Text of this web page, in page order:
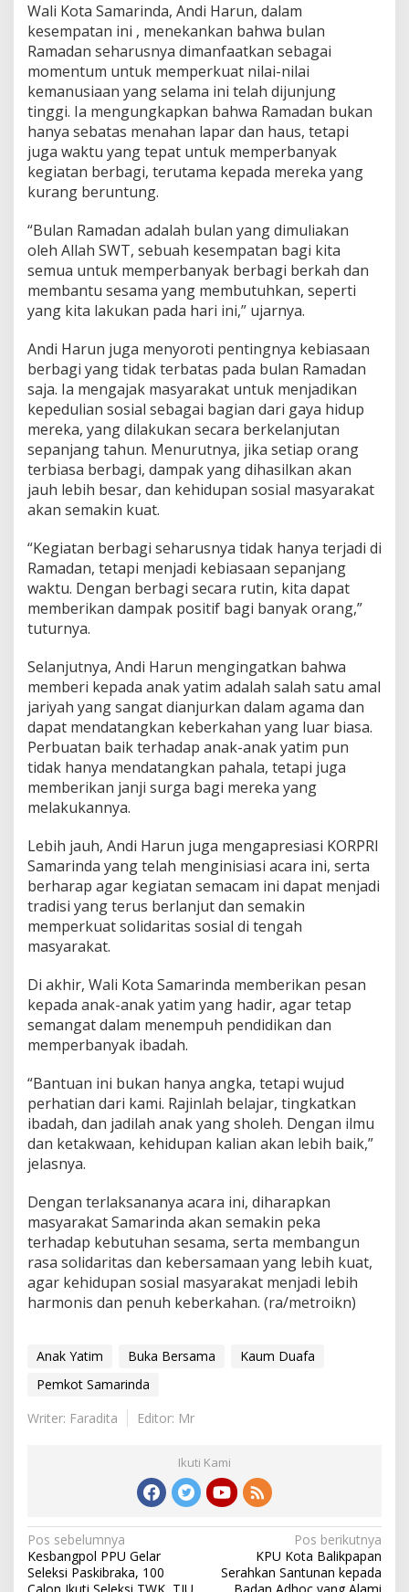
Wali Kota Samarinda, Andi Harun, dalam
kesempatan ini , menekankan bahwa bulan
Ramadan seharusnya dimanfaatkan sebagai
momentum untuk memperkuat nilai-nilai
kemanusiaan yang selama ini telah dijunjung
tinggi. Ia mengungkapkan bahwa Ramadan bukan
hanya sebatas menahan lapar dan haus, tetapi
juga waktu yang tepat untuk memperbanyak
kegiatan berbagi, terutama kepada mereka yang
kurang beruntung.
“Bulan Ramadan adalah bulan yang dimuliakan
oleh Allah SWT, sebuah kesempatan bagi kita
semua untuk memperbanyak berbagi berkah dan
membantu sesama yang membutuhkan, seperti
yang kita lakukan pada hari ini,” ujarnya.
Andi Harun juga menyoroti pentingnya kebiasaan
berbagi yang tidak terbatas pada bulan Ramadan
saja. Ia mengajak masyarakat untuk menjadikan
kepedulian sosial sebagai bagian dari gaya hidup
mereka, yang dilakukan secara berkelanjutan
sepanjang tahun. Menurutnya, jika setiap orang
terbiasa berbagi, dampak yang dihasilkan akan
jauh lebih besar, dan kehidupan sosial masyarakat
akan semakin kuat.
“Kegiatan berbagi seharusnya tidak hanya terjadi di
Ramadan, tetapi menjadi kebiasaan sepanjang
waktu. Dengan berbagi secara rutin, kita dapat
memberikan dampak positif bagi banyak orang,”
tuturnya.
Selanjutnya, Andi Harun mengingatkan bahwa
memberi kepada anak yatim adalah salah satu amal
jariyah yang sangat dianjurkan dalam agama dan
dapat mendatangkan keberkahan yang luar biasa.
Perbuatan baik terhadap anak-anak yatim pun
tidak hanya mendatangkan pahala, tetapi juga
memberikan janji surga bagi mereka yang
melakukannya.
Lebih jauh, Andi Harun juga mengapresiasi KORPRI
Samarinda yang telah menginisiasi acara ini, serta
berharap agar kegiatan semacam ini dapat menjadi
tradisi yang terus berlanjut dan semakin
memperkuat solidaritas sosial di tengah
masyarakat.
Di akhir, Wali Kota Samarinda memberikan pesan
kepada anak-anak yatim yang hadir, agar tetap
semangat dalam menempuh pendidikan dan
memperbanyak ibadah.
“Bantuan ini bukan hanya angka, tetapi wujud
perhatian dari kami. Rajinlah belajar, tingkatkan
ibadah, dan jadilah anak yang sholeh. Dengan ilmu
dan ketakwaan, kehidupan kalian akan lebih baik,”
jelasnya.
Dengan terlaksananya acara ini, diharapkan
masyarakat Samarinda akan semakin peka
terhadap kebutuhan sesama, serta membangun
rasa solidaritas dan kebersamaan yang lebih kuat,
agar kehidupan sosial masyarakat menjadi lebih
harmonis dan penuh keberkahan. (ra/metroikn)
Anak Yatim Buka Bersama
Kaum Duafa
Pemkot Samarinda
Writer: Faradita
Editor: Mr
Ikuti Kami
Navigasi
pos
Pos sebelumnya
Kesbangpol PPU Gelar
Seleksi Paskibraka, 100
Pos berikutnya
KPU Kota Balikpapan
Serahkan Santunan kepada